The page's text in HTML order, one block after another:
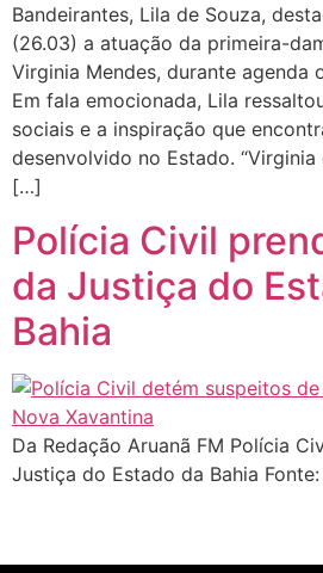
Bandeirantes, Lila de Souza,
(26.03) a atuação da primeira-
Virginia Mendes, durante agenda
Em fala emocionada, Lila
sociais e a inspiração que
desenvolvido no Estado.
[…]
Polícia Civil
da Justiça do
Bahia
Da Redação Aruanã FM Polícia
Justiça do Estado da Bahia